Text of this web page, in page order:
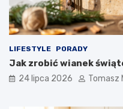
LIFESTYLE PORADY
Jak zrobić wianek
24 lipca 2026 Tomasz